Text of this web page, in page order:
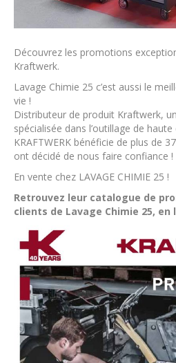
Découvrez les promotions
Kraftwerk.
Lavage Chimie 25 c’est aussi le
vie !
Distributeur de produit Kraftwerk,
spécialisée dans l’outillage de haute
KRAFTWERK bénéficie de plus de
ont décidé de nous faire confiance !
En vente chez LAVAGE CHIMIE 25 !
Retrouvez leur catalogue de
clients de Lavage Chimie 25,